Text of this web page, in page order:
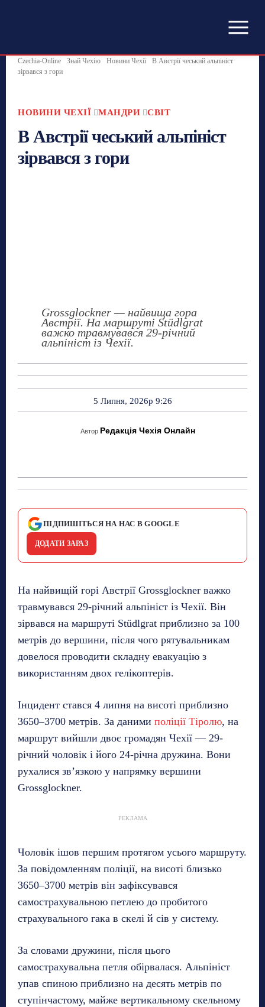
Czechia-Online Знай Чехію Новини Чехії
В Австрії чеський альпініст
зірвався з гори
НОВИНИ ЧЕХІЇ МАНДРИ СВІТ
В Австрії чеський альпініст
зірвався з гори
Grossglockner — найвища гора
Австрії. На маршруті Stüdlgrat
важко травмувався 29-річний
альпініст із Чехії.
5 Липня, 2026р 9:26
Автор Редакція Чехія Онлайн
ПІДПИШІТЬСЯ НА НАС В GOOGLE
ДОДАТИ ЗАРАЗ
На найвищій горі Австрії Grossglockner важко
травмувався 29-річний альпініст із Чехії. Він
зірвався на маршруті Stüdlgrat приблизно за 100
метрів до вершини, після чого рятувальникам
довелося проводити складну евакуацію з
використанням двох гелікоптерів.
Інцидент стався 4 липня на висоті приблизно
3650–3700 метрів. За даними поліції Тіролю, на
маршрут вийшли двоє громадян Чехії — 29-
річний чоловік і його 24-річна дружина. Вони
рухалися зв’язкою у напрямку вершини
Grossglockner.
РЕКЛАМА
Чоловік ішов першим протягом усього маршруту.
За повідомленням поліції, на висоті близько
3650–3700 метрів він зафіксувався
самострахувальною петлею до пробитого
страхувального гака в скелі й сів у систему.
За словами дружини, після цього
самострахувальна петля обірвалася. Альпініст
упав спиною приблизно на десять метрів по
ступінчастому, майже вертикальному скельному